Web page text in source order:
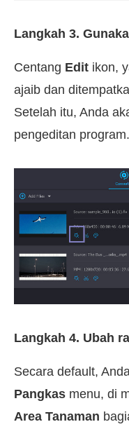
Langkah 3.
Centang Edit ikon,
ajaib dan
Setelah itu, Anda
pengeditan program.
Langkah 4. Ubah
Secara default,
Pangkas menu, di
Area Tanaman